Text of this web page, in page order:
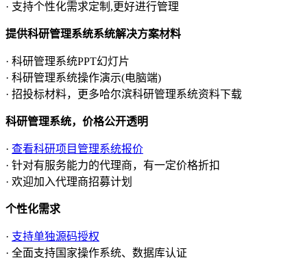
· 支持个性化需求定制,更好进行管理
提供科研管理系统系统解决方案材料
· 科研管理系统PPT幻灯片
· 科研管理系统操作演示(电脑端)
· 招投标材料，更多哈尔滨科研管理系统资料下载
科研管理系统，价格公开透明
· 查看科研项目管理系统报价
· 针对有服务能力的代理商，有一定价格折扣
· 欢迎加入代理商招募计划
个性化需求
· 支持单独源码授权
· 全面支持国家操作系统、数据库认证